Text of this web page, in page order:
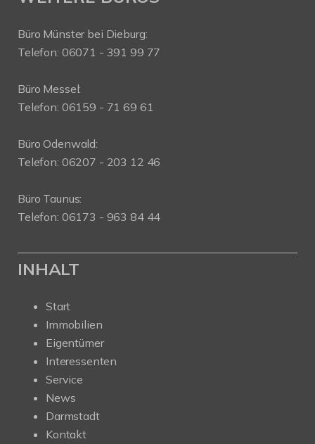
Büro Münster bei Dieburg:
Telefon: 06071 - 391 99 77
Büro Messel:
Telefon: 06159 - 71 69 61
Büro Odenwald:
Telefon: 06207 - 203 12 46
Büro Taunus:
Telefon: 06173 - 963 84 44
INHALT
Start
Immobilien
Eigentümer
Interessenten
Service
News
Darmstadt
Kontakt